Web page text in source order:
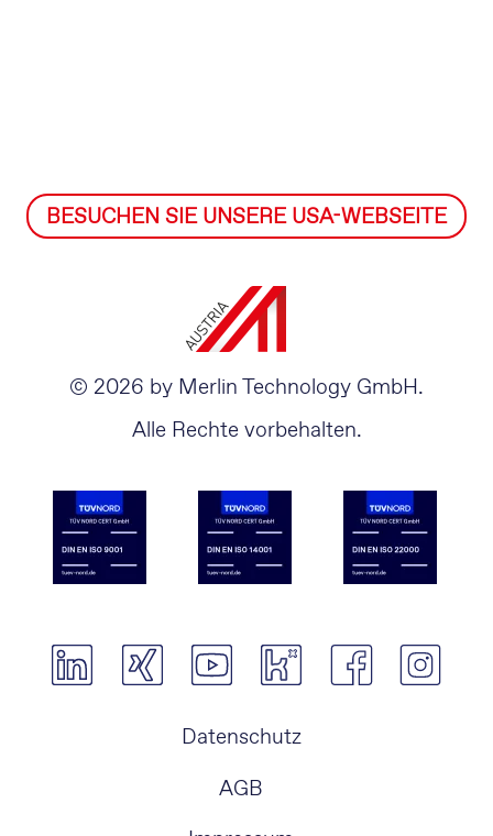
BESUCHEN SIE UNSERE USA-WEBSEITE
© 2026 by Merlin Technology GmbH.
Alle Rechte vorbehalten.
Navigation
Datenschutz
AGB